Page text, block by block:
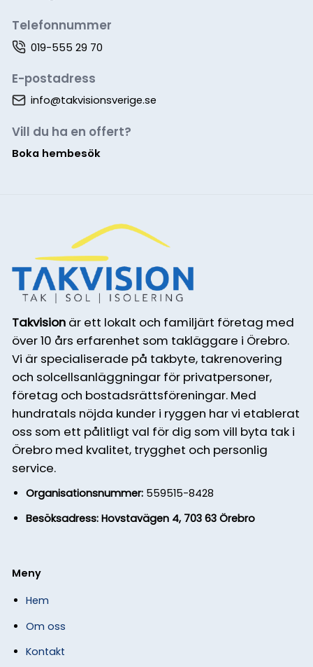
Telefonnummer
019-555 29 70
E-postadress
info@takvisionsverige.se
Vill du ha en offert?
Boka hembesök
Takvision är ett lokalt och familjärt företag med
över 10 års erfarenhet som takläggare i Örebro.
Vi är specialiserade på takbyte, takrenovering
och solcellsanläggningar för privatpersoner,
företag och bostadsrättsföreningar. Med
hundratals nöjda kunder i ryggen har vi etablerat
oss som ett pålitligt val för dig som vill byta tak i
Örebro med kvalitet, trygghet och personlig
service.
Organisationsnummer: 559515-8428
Besöksadress: Hovstavägen 4, 703 63 Örebro
Meny
Hem
Om oss
Kontakt